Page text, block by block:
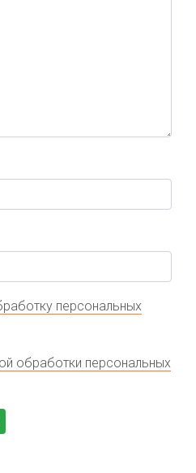
персональных
обработки персональных